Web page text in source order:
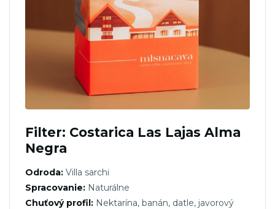
Filter: Costarica Las Lajas Alma
Negra
Odroda: Villa sarchi
Spracovanie: Naturálne
Chuťový profil: Nektarína, banán, datle, javorový